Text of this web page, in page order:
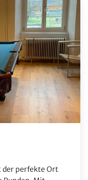
der perfekte Ort